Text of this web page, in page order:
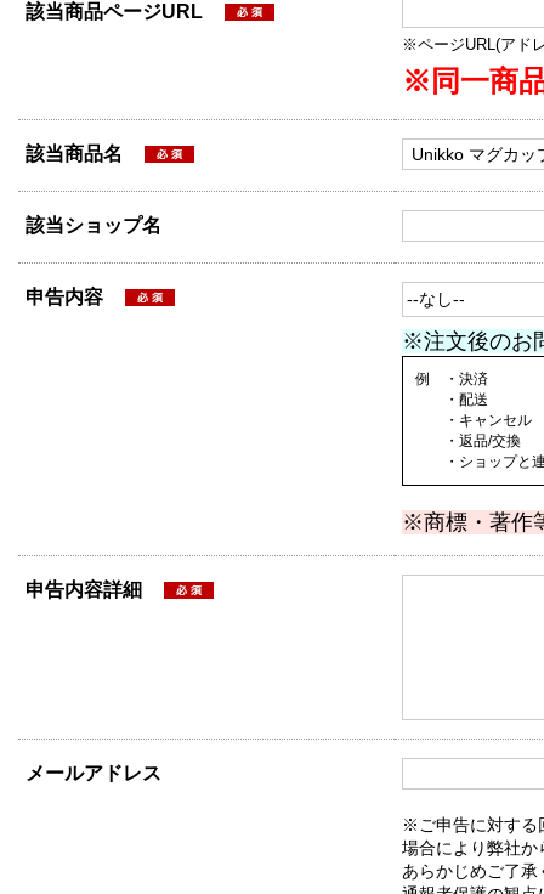
該当商品ページURL
※ページURL(アド
※同一商
該当商品名
該当ショップ名
申告内容
※注文後のお
例 ・決済
・配送
・キャンセル
・返品/交換
・ショップと連
※商標・著作
申告内容詳細
メールアドレス
※ご申告に対する
場合により弊社か
あらかじめご了承